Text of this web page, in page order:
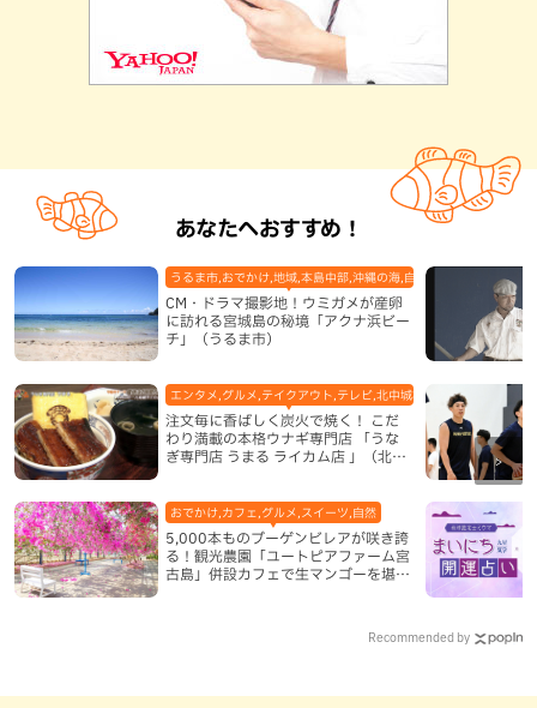
あなたへおすすめ！
CM・ドラマ撮影地！ウミガメが産卵
に訪れる宮城島の秘境「アクナ浜ビー
チ」（うるま市）
うるま市,おでかけ,地域,本島中部,沖縄の海,自然
注文毎に香ばしく炭火で焼く！ こだ
わり満載の本格ウナギ専門店 「うな
ぎ専門店 うまる ライカム店 」（北中
エンタメ,グルメ,テイクアウト,テレビ,北中城村,和食・日本料理,地
5,000本ものブーゲンビレアが咲き誇
る！観光農園「ユートピアファーム宮
古島」併設カフェで生マンゴーを堪能
おでかけ,カフェ,グルメ,スイーツ,自然
Recommended by